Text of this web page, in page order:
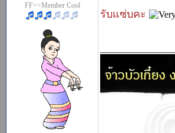
FF>>Member Cool
รับแซ่บคะ